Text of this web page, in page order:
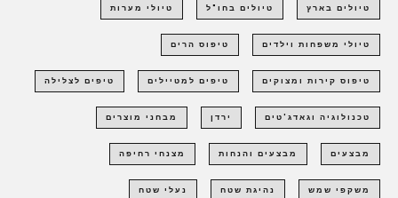
טיולים בארץ טיולים בחו"ל טיולי מערות
טיולי משפחות וילדים טיפוס הרים
טיפוס קירות ומצוקים טיפים למטיילים טיפים לצלילה
טכנולוגיה וגאדג'טים ירדן מבחני מוצרים
מבצעים מבצעים והנחות מצנחי רחיפה
משקפי שמש נהיגת שטח נעלי שטח